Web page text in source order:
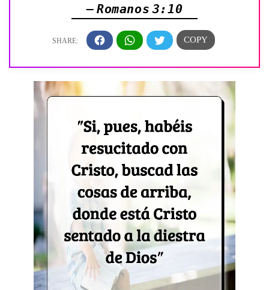
— Romanos 3:10